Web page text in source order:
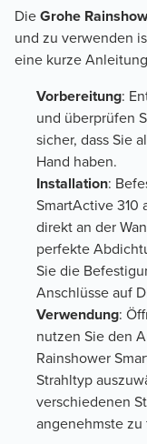
DieGrohe
und zu verwenden
eine kurze
Vorbereitung:
und überprüfen
sicher, dass Sie
Hand haben.
Installation:
SmartActive 310
direkt an der
perfekte
Sie die
Anschlüsse auf
Verwendung:
nutzen Sie den
Rainshower
Strahltyp
verschiedenen
angenehmste zu